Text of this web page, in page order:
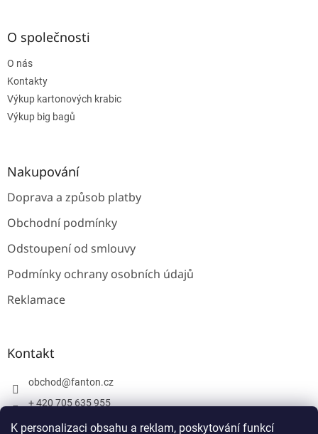
K personalizaci obsahu a reklam, poskytování funkcí
O společnosti
O nás
Kontakty
Výkup kartonových krabic
Výkup big bagů
Nakupování
Doprava a způsob platby
Obchodní podmínky
Odstoupení od smlouvy
Podmínky ochrany osobních údajů
Reklamace
Kontakt
obchod@fanton.cz
+ 420 705 635 955
+ 420 705 635 951